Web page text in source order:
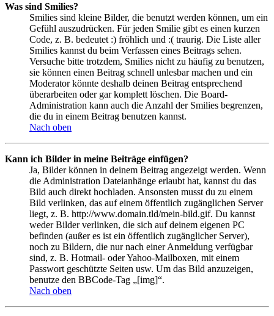
Was sind Smilies?
Smilies sind kleine Bilder, die benutzt werden können, um ein
Gefühl auszudrücken. Für jeden Smilie gibt es einen kurzen
Code, z. B. bedeutet :) fröhlich und :( traurig. Die Liste aller
Smilies kannst du beim Verfassen eines Beitrags sehen.
Versuche bitte trotzdem, Smilies nicht zu häufig zu benutzen,
sie können einen Beitrag schnell unlesbar machen und ein
Moderator könnte deshalb deinen Beitrag entsprechend
überarbeiten oder gar komplett löschen. Die Board-
Administration kann auch die Anzahl der Smilies begrenzen,
die du in einem Beitrag benutzen kannst.
Nach oben
Kann ich Bilder in meine Beiträge einfügen?
Ja, Bilder können in deinem Beitrag angezeigt werden. Wenn
die Administration Dateianhänge erlaubt hat, kannst du das
Bild auch direkt hochladen. Ansonsten musst du zu einem
Bild verlinken, das auf einem öffentlich zugänglichen Server
liegt, z. B. http://www.domain.tld/mein-bild.gif. Du kannst
weder Bilder verlinken, die sich auf deinem eigenen PC
befinden (außer es ist ein öffentlich zugänglicher Server),
noch zu Bildern, die nur nach einer Anmeldung verfügbar
sind, z. B. Hotmail- oder Yahoo-Mailboxen, mit einem
Passwort geschützte Seiten usw. Um das Bild anzuzeigen,
benutze den BBCode-Tag „[img]“.
Nach oben